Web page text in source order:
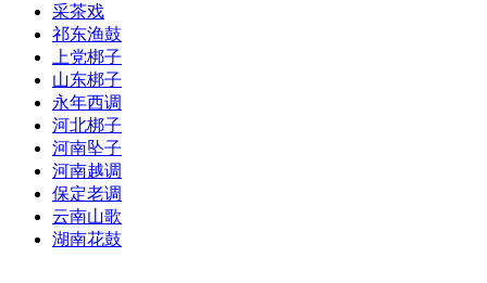
采茶戏
祁东渔鼓
上党梆子
山东梆子
永年西调
河北梆子
河南坠子
河南越调
保定老调
云南山歌
湖南花鼓